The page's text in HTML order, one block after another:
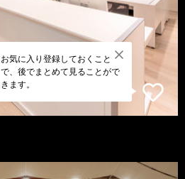
お気に入り登録しておくこと
で、後でまとめて見ることがで
きます。